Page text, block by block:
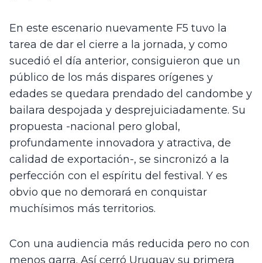
En este escenario nuevamente F5 tuvo la
tarea de dar el cierre a la jornada, y como
sucedió el día anterior, consiguieron que un
público de los más dispares orígenes y
edades se quedara prendado del candombe y
bailara despojada y desprejuiciadamente. Su
propuesta -nacional pero global,
profundamente innovadora y atractiva, de
calidad de exportación-, se sincronizó a la
perfección con el espíritu del festival. Y es
obvio que no demorará en conquistar
muchísimos más territorios.
Con una audiencia más reducida pero no con
menos garra. Así cerró Uruguay su primera